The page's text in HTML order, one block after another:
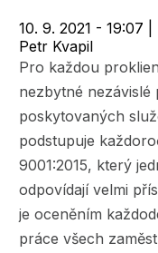
10. 9. 2021 - 19:07
Petr Kvapil
Pro každou
nezbytné
poskytovaných
podstupuje
9001:2015, který
odpovídají velmi
je oceněním
práce všech